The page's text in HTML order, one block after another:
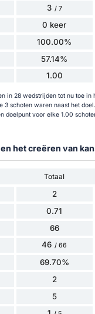
3 / 7
0 keer
100.00%
57.14%
1.00
in 28 wedstrijden tot nu toe
3 schoten waren naast het
doelpunt voor elke 1.00
het creëren van
Totaal
2
0.71
66
46 / 66
69.70%
2
5